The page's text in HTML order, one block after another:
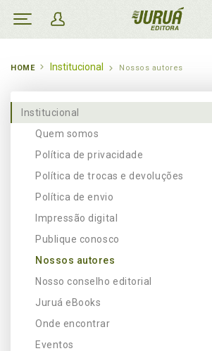
HOME Institucional Nossos autores
Institucional
Quem somos
Política de privacidade
Política de trocas e devoluções
Política de envio
Impressão digital
Publique conosco
Nossos autores
Nosso conselho editorial
Juruá eBooks
Onde encontrar
Eventos